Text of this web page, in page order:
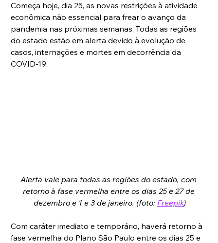
Começa hoje, dia 25, as novas restrições à atividade
econômica não essencial para frear o avanço da
pandemia nas próximas semanas. Todas as regiões
do estado estão em alerta devido à evolução de
casos, internações e mortes em decorrência da
COVID-19.
Alerta vale para todas as regiões do estado, com
retorno à fase vermelha entre os dias 25 e 27 de
dezembro e 1 e 3 de janeiro. (foto: Freepik)
Com caráter imediato e temporário, haverá retorno à
fase vermelha do Plano São Paulo entre os dias 25 e